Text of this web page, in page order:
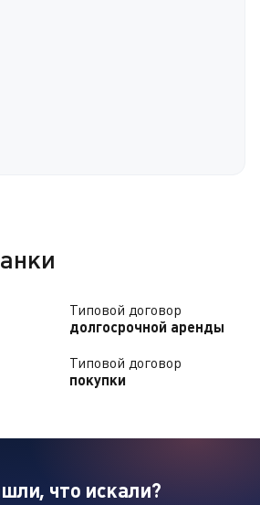
Типовой договор
долгосрочной аренды
Типовой договор
покупки
что искали?